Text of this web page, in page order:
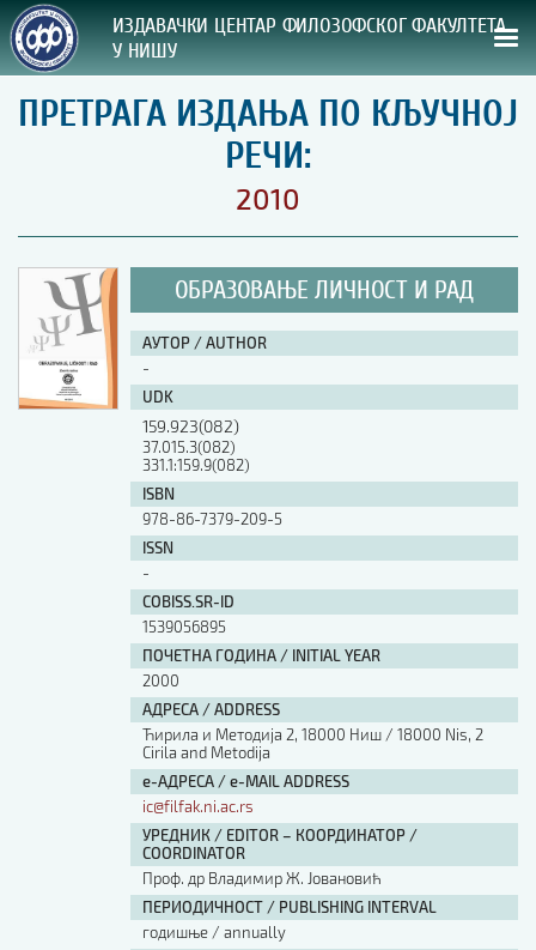
ИЗДАВАЧКИ ЦЕНТАР ФИЛОЗОФСКОГ ФАКУЛТЕТА
У НИШУ
СВА НАША ИЗДАЊА
ВРСТА ИЗДАЊА:
ПРЕГЛЕД
УПУТСТВА
УПУТСТВА
Правилник о издавачкој делатности
Упутство ауторима
Упутство уредницима
Изјава о ауторству
Изјава о лектури
Изјава о коришћењу ауторског дела
Упутство за бирање лиценце
Уговор са аутором
Шаблон прве стране и импресума [B5, ћир]
Шаблон прве стране и импресума [B5, лат]
Шаблон прве стране и импресума [B5, енг]
Етички кодекс
ПРЕТРАГА ИЗДАЊА
Наслов или део наслова
ПРЕТРАГА ИЗДАЊА ПО КЉУЧНОЈ
РЕЧИ:
2010
ОБРАЗОВАЊЕ ЛИЧНОСТ И РАД
АУТОР / AUTHOR
-
UDK
159.923(082)
37.015.3(082)
331.1:159.9(082)
ISBN
978-86-7379-209-5
ISSN
-
COBISS.SR-ID
1539056895
ПОЧЕТНА ГОДИНА / INITIAL YEAR
2000
АДРЕСА / ADDRESS
Ћирила и Методија 2, 18000 Ниш / 18000 Nis, 2
Cirila and Metodija
е-АДРЕСА / e-MAIL ADDRESS
ic@filfak.ni.ac.rs
УРЕДНИК / EDITOR – КООРДИНАТОР /
COORDINATOR
Проф. др Владимир Ж. Јовановић
ПЕРИОДИЧНОСТ / PUBLISHING INTERVAL
годишње / annually